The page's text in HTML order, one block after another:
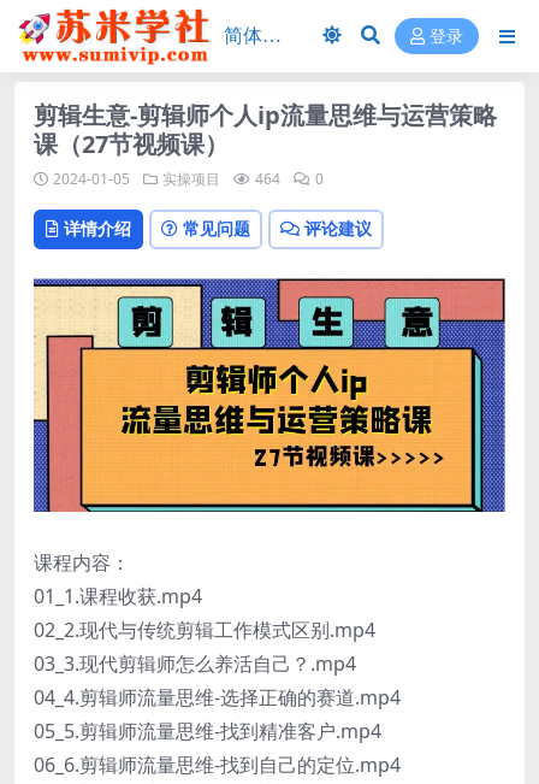
登录
剪辑生意-剪辑师个人ip流量思维与运营策略
课（27节视频课）
2024-01-05 实操项目 464 0
详情介绍 常见问题 评论建议
课程内容：
01_1.课程收获.mp4
02_2.现代与传统剪辑工作模式区别.mp4
03_3.现代剪辑师怎么养活自己？.mp4
04_4.剪辑师流量思维-选择正确的赛道.mp4
05_5.剪辑师流量思维-找到精准客户.mp4
06_6.剪辑师流量思维-找到自己的定位.mp4